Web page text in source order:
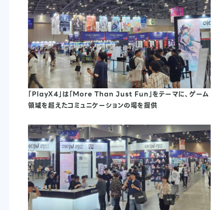
「PlayX4」は「More Than Just Fun」をテーマに、ゲーム
領域を超えたコミュニケーションの場を提供